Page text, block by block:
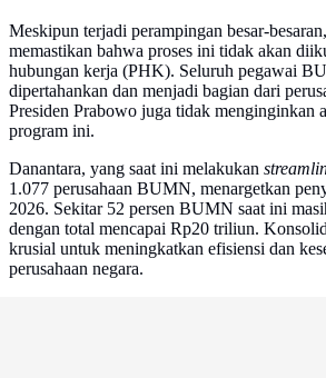
Meskipun terjadi perampingan besar-besaran,
memastikan bahwa proses ini tidak akan
hubungan kerja (PHK). Seluruh pegawai
dipertahankan dan menjadi bagian dari
Presiden Prabowo juga tidak menginginkan
program ini.
Danantara, yang saat ini melakukan
1.077 perusahaan BUMN, menargetkan
2026. Sekitar 52 persen BUMN saat ini
dengan total mencapai Rp20 triliun.
krusial untuk meningkatkan efisiensi dan
perusahaan negara.